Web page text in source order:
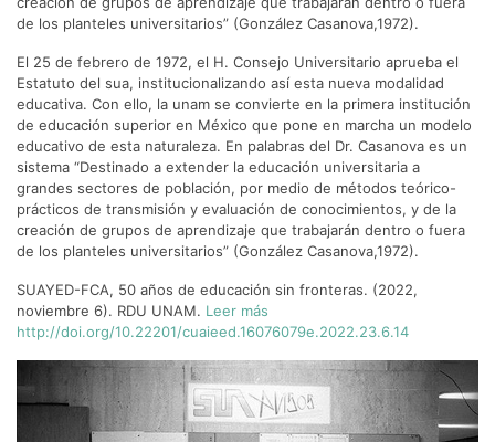
de los planteles universitarios” (González Casanova,1972).
El 25 de febrero de 1972, el H. Consejo Universitario aprueba el
Estatuto del sua, institucionalizando así esta nueva modalidad
educativa. Con ello, la unam se convierte en la primera institución
de educación superior en México que pone en marcha un modelo
educativo de esta naturaleza. En palabras del Dr. Casanova es un
sistema “Destinado a extender la educación universitaria a
grandes sectores de población, por medio de métodos teórico-
prácticos de transmisión y evaluación de conocimientos, y de la
creación de grupos de aprendizaje que trabajarán dentro o fuera
de los planteles universitarios” (González Casanova,1972).
SUAYED-FCA, 50 años de educación sin fronteras. (2022,
noviembre 6). RDU UNAM. Leer más
http://doi.org/10.22201/cuaieed.16076079e.2022.23.6.14